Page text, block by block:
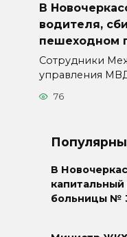
В
водителя,
пешеходном
Сотрудники
управления
76
В
больницы №